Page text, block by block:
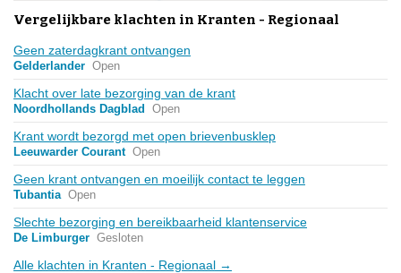
Vergelijkbare klachten in Kranten - Regionaal
Geen zaterdagkrant ontvangen
Gelderlander Open
Klacht over late bezorging van de krant
Noordhollands Dagblad Open
Krant wordt bezorgd met open brievenbusklep
Leeuwarder Courant Open
Geen krant ontvangen en moeilijk contact te leggen
Tubantia Open
Slechte bezorging en bereikbaarheid klantenservice
De Limburger Gesloten
Alle klachten in Kranten - Regionaal →